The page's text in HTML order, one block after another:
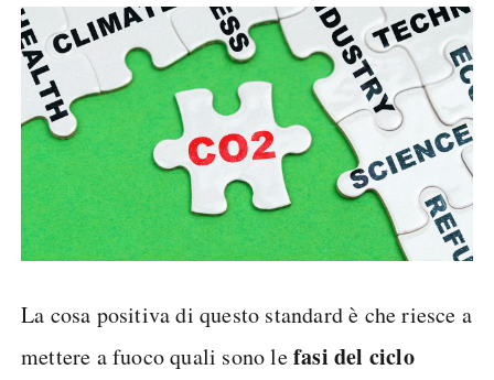
La cosa positiva di questo standard è che riesce a
mettere a fuoco quali sono lefasi del ciclo